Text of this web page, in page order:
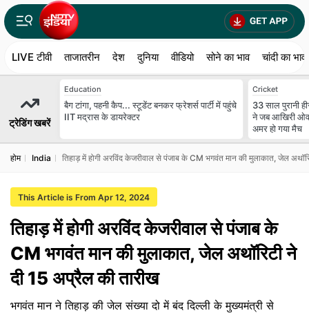
LIVE टीवी ताजातरीन देश दुनिया वीडियो सोने का भाव चांदी का भाव
ट्रेडिंग खबरें
Education
बैग टांगा, पहनी कैप... स्टूडेंट बनकर फ्रेशर्स पार्टी में पहुंचे
IIT मद्रास के डायरेक्टर
Cricket
33 साल पुरानी
ने जब आखिरी
अमर हो गया मैच
होम India तिहाड़ में होगी अरविंद केजरीवाल से पंजाब के CM भगवंत मान की मुलाकात, जेल
This Article is From Apr 12, 2024
तिहाड़ में होगी अरविंद केजरीवाल से पंजाब के
CM भगवंत मान की मुलाकात, जेल अथॉरिटी ने
दी 15 अप्रैल की तारीख
भगवंत मान ने तिहाड़ की जेल संख्या दो में बंद दिल्ली के मुख्यमंत्री से